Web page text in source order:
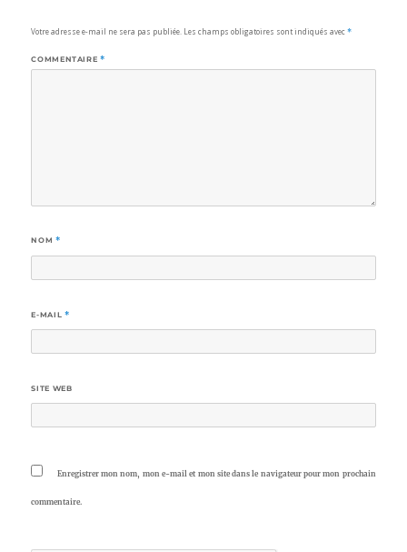
Votre adresse e-mail ne sera pas publiée. Les champs obligatoires sont indiqués avec*
COMMENTAIRE *
NOM *
E-MAIL *
SITE WEB
Enregistrer mon nom, mon e-mail et mon site dans le navigateur pour mon prochain
commentaire.